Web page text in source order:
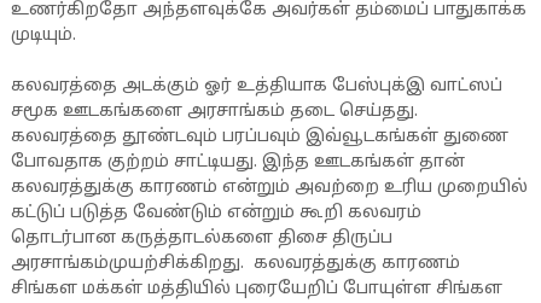
உணர்கிறதோ அந்தளவுக்கே அவர்கள் தம்மைப் பாதுகாக்க
முடியும்.
கலவரத்தை அடக்கும் ஓர் உத்தியாக பேஸ்புக்இ வாட்ஸப்
சமூக ஊடகங்களை அரசாங்கம் தடை செய்தது.
கலவரத்தை தூண்டவும் பரப்பவும் இவ்வூடகங்கள் துணை
போவதாக குற்றம் சாட்டியது. இந்த ஊடகங்கள் தான்
கலவரத்துக்கு காரணம் என்றும் அவற்றை உரிய முறையில்
கட்டுப் படுத்த வேண்டும் என்றும் கூறி கலவரம்
தொடர்பான கருத்தாடல்களை திசை திருப்ப
அரசாங்கம்முயற்சிக்கிறது. கலவரத்துக்கு காரணம்
சிங்கள மக்கள் மத்தியில் புரையேறிப் போயுள்ள சிங்கள